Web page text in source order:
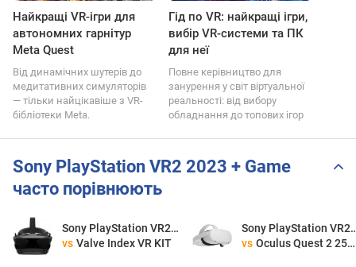
Найкращі VR-ігри для
автономних гарнітур
Meta Quest
Від динамічних шутерів до
медитативних симуляторів
— тільки найцікавіше з VR-
бібліотеки Meta.
Гід по VR: найкращі ігри,
вибір VR-системи та ПК
для неї
Повне керівництво для
занурення у світ віртуальної
реальності: від вибору
обладнання до топових ігор
Sony PlayStation VR2 2023 + Game
часто порівнюють
Sony PlayStation VR2 2023 + Game
vs Valve Index VR KIT
Sony
vs Oculus Quest 2 256 GB